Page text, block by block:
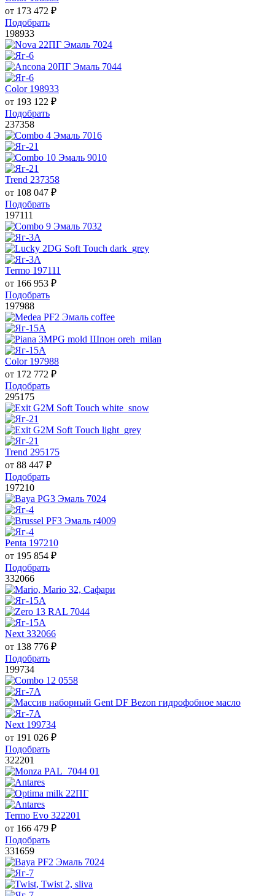
от 173 472 ₽
Подобрать
198933
Color 198933
от 193 122 ₽
Подобрать
237358
Trend 237358
от 108 047 ₽
Подобрать
197111
Termo 197111
от 166 953 ₽
Подобрать
197988
Color 197988
от 172 772 ₽
Подобрать
295175
Trend 295175
от 88 447 ₽
Подобрать
197210
Penta 197210
от 195 854 ₽
Подобрать
332066
Next 332066
от 138 776 ₽
Подобрать
199734
Next 199734
от 191 026 ₽
Подобрать
322201
Termo Evo 322201
от 166 479 ₽
Подобрать
331659